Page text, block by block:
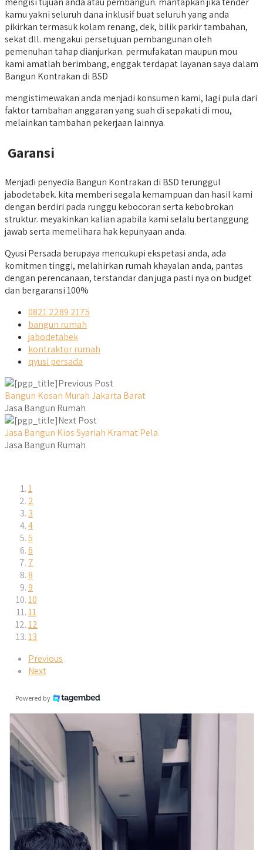
kamu yakni seluruh dana inklusif buat seluruh yang anda
pikirkan termasuk kolam renang, dek, bilik parkir tambahan,
sekat dll. mengakui persetujuan pembangunan oleh
pemenuhan tahap dianjurkan. permufakatan maupun mou
kami amatlah berimbang, enggak terdapat layanan saya dalam
Bangun Kontrakan di BSD
mengistimewakan anda menjadi konsumen kami, lagi pula dari
faktor tambahan anggaran yang suah di sepakati di mou,
melainkan tambahan pekerjaan lainnya.
Garansi
Menjadi penyedia Bangun Kontrakan di BSD terunggul
jabodetabek. kita memberi segala kemampuan dan hasil kami
dengan berdiri pada runggu kebocoran serta kebobrokan
struktur. meyakinkan kalian apabila kami selalu bertanggung
jawab serta memelihara hak kepunyaan anda.
Qyusi Persada berupaya mencukupi ekspetasi anda, ada
komitmen tinggi, melahirkan rumah khayalan anda, pantas
dengan perencanaan, terstandar dan juga pasti nya on budget
dan bergaransi 100%
0821 2289 2175
bangun rumah
jabodetabek
kontraktor rumah
qyusi persada
Previous Post
Bangun Kosan Murah Jakarta Barat
Jasa Bangun Rumah
Next Post
Jasa Bangun Kios Syariah Kramat Pela
Jasa Bangun Rumah
1
2
3
4
5
6
7
8
9
10
11
12
13
Previous
Next
Powered by